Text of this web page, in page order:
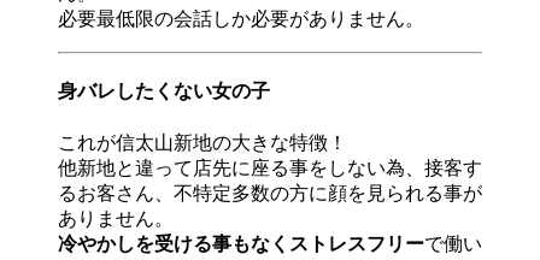
必要最低限の会話しか必要がありません。
身バレしたくない女の子
これが信太山新地の大きな特徴！
他新地と違って店先に座る事をしない為、接客す
るお客さん、不特定多数の方に顔を見られる事が
ありません。
冷やかしを受ける事もなくストレスフリーで働い